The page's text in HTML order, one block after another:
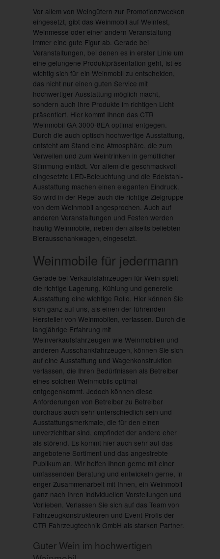
Vor allem von Weingütern zur Promotionzwecken
eingesetzt, gibt das Weinmobil auf Weinfest,
Weinmesse oder einer andern Veranstaltung
immer eine gute Figur ab. Gerade bei
Veranstaltungen, bei denen es in erster Linie um
eine gelungene Produktpräsentation geht, ist es
wichtig sich für ein Weinmobil zu entscheiden,
das nicht nur einen guten Service mit
hochwertiger Ausstattung möglich macht,
sondern auch Ihre Produkte im richtigen Licht
präsentiert. Hier kommt Ihnen das CTR
Weinmobil GA 3000-8EA optimal entgegen.
Durch die auch optisch hochwertige Ausstattung,
entsteht am Stand eine Atmosphäre, die zum
Verweilen und zum Weintrinken in gemütlicher
Stimmung einlädt. Vor allem die geschmackvoll
eingesetzte LED-Beleuchtung und die Edelstahl-
Ausstattung machen einen eleganten Eindruck.
So wird in der Regel auch die richtige Zielgruppe
von dem Weinmobil angesprochen. Auch auf
anderen Veranstaltungen und Festen werden
häufig Weinmobile, neben den allseits beliebten
Bierausschankwagen, eingesetzt.
Weinmobile für jedermann
Gerade bei Verkaufsfahrzeugen für Wein spielt
die richtige Lagerung, Kühlung und generelle
Ausstattung eine wichtige Rolle. Hier können Sie
sich ganz auf uns, als einen der führenden
Hersteller von Weinmobilen, verlassen. Durch die
langjährige Erfahrung mit
Weinverkaufsfahrzeugen wie Weinmobilen und
anderen Ausschankfahrzeugen, können Sie sich
auf eine Ausstattung und Wagenkonstruktion
verlassen, die Ihren Bedürfnissen als Betreiber
eines solchen Weinmobils optimal
entgegenkommt. Jedoch können diese
Anforderungen von Betreiber zu Betreiber
durchaus auch sehr unterschiedlich sein und
Ausstattungsmerkmale, die für den einen
unverzichtbar sind, empfindet der andere eher
als störend. Es kommt hier auch sehr auf das
angebotene Sortiment und das angestrebte
Publikum an. Wir helfen Ihnen gerne mit einer
umfassenden Beratung und entwickeln gerne, in
enger Zusammenarbeit mit Ihnen, ein Weinmobil
ganz nach Ihren individuellen Vorstellungen und
Vorlieben. Verlassen Sie sich auf das Team von
Fahrzeugkonstrukteuren und Event Profis der
CTR Fahrzeugtechnik GmbH als starken Partner.
Guter Wein im hochwertigen